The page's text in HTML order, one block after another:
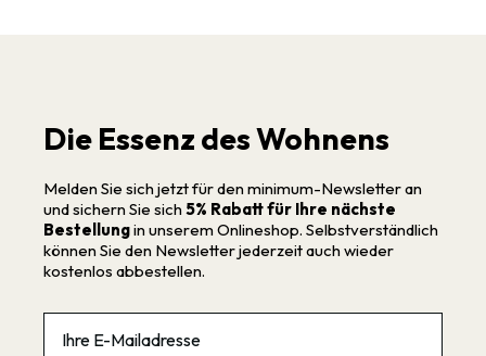
Die Essenz des Wohnens
Melden Sie sich jetzt für den minimum-Newsletter an
und sichern Sie sich 5% Rabatt für Ihre nächste
Bestellungin unserem Onlineshop. Selbstverständlich
können Sie den Newsletter jederzeit auch wieder
kostenlos abbestellen.